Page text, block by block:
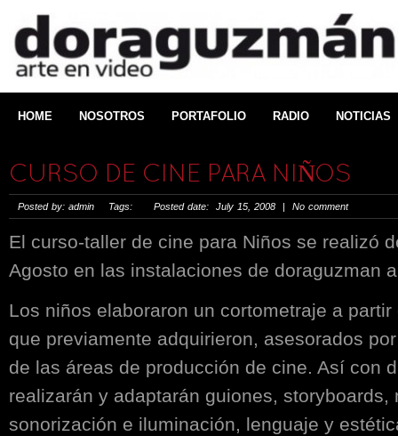
HOME NOSOTROS PORTAFOLIO RADIO NOTICIAS
CURSO DE CINE PARA NIÑOS
Posted by: admin Tags: Posted date: July 15, 2008 | No comment
El curso-taller de cine para Niños se realizó
Agosto en las instalaciones de doraguzman
Los niños elaboraron un cortometraje a
que previamente adquirieron, asesorados
de las áreas de producción de cine. Así­ con
realizarán y adaptarán guiones, storyboards,
sonorización e iluminación, lenguaje y